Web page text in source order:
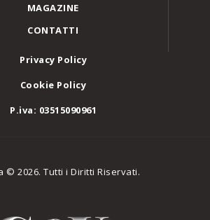
MAGAZINE
CONTATTI
Privacy Policy
Cookie Policy
P.iva: 03515090961
© 2026. Tutti i Diritti Riservati.